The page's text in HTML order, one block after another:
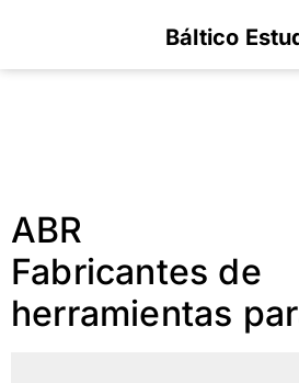
Báltico
ABR
Fabricantes de
herramientas